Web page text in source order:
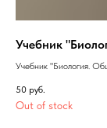
Учебник
Учебник "Биология.
50 руб.
Out of stock